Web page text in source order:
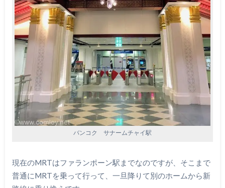
バンコク サナームチャイ駅
現在のMRTはファランポーン駅までなのですが、そこまで
普通にMRTを乗って行って、一旦降りて別のホームから新